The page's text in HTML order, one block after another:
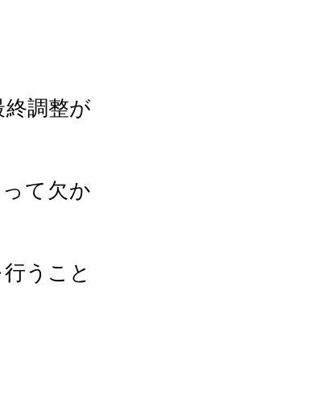
調整が
て欠か
うこと